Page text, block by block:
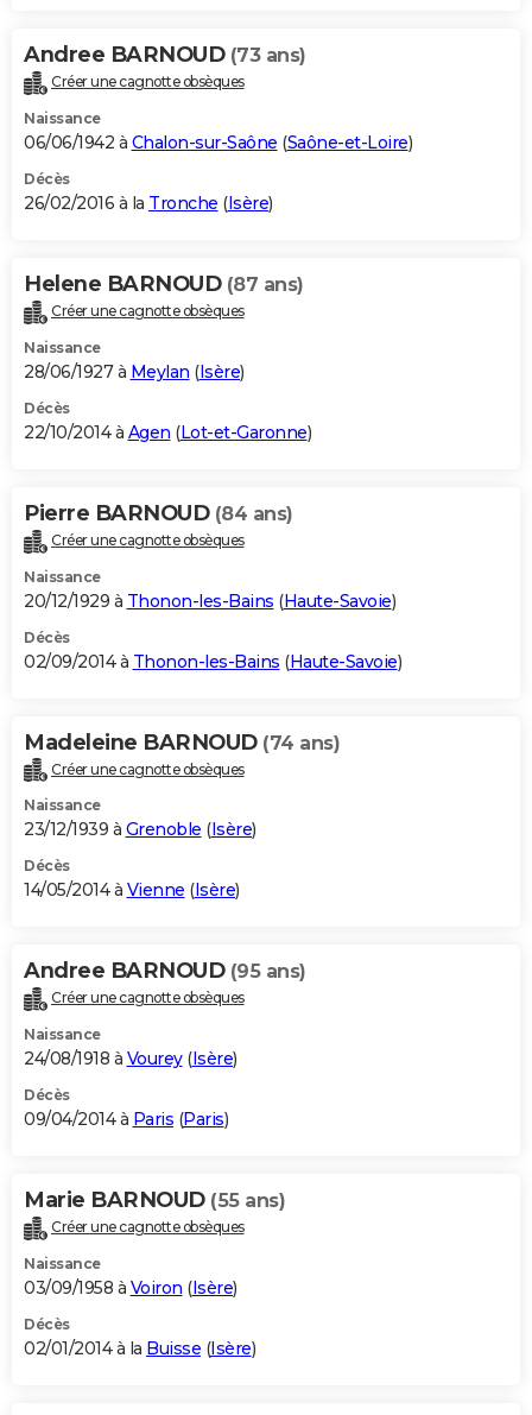
Andree BARNOUD (73 ans)
Créer une cagnotte obsèques
Naissance
06/06/1942 à Chalon-sur-Saône (Saône-et-Loire)
Décès
26/02/2016 à la Tronche (Isère)
Helene BARNOUD (87 ans)
Créer une cagnotte obsèques
Naissance
28/06/1927 à Meylan (Isère)
Décès
22/10/2014 à Agen (Lot-et-Garonne)
Pierre BARNOUD (84 ans)
Créer une cagnotte obsèques
Naissance
20/12/1929 à Thonon-les-Bains (Haute-Savoie)
Décès
02/09/2014 à Thonon-les-Bains (Haute-Savoie)
Madeleine BARNOUD (74 ans)
Créer une cagnotte obsèques
Naissance
23/12/1939 à Grenoble (Isère)
Décès
14/05/2014 à Vienne (Isère)
Andree BARNOUD (95 ans)
Créer une cagnotte obsèques
Naissance
24/08/1918 à Vourey(Isère)
Décès
09/04/2014 à Paris (Paris)
Marie BARNOUD (55 ans)
Créer une cagnotte obsèques
Naissance
03/09/1958 à Voiron (Isère)
Décès
02/01/2014 à la Buisse (Isère)